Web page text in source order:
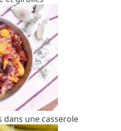
dans une casserole